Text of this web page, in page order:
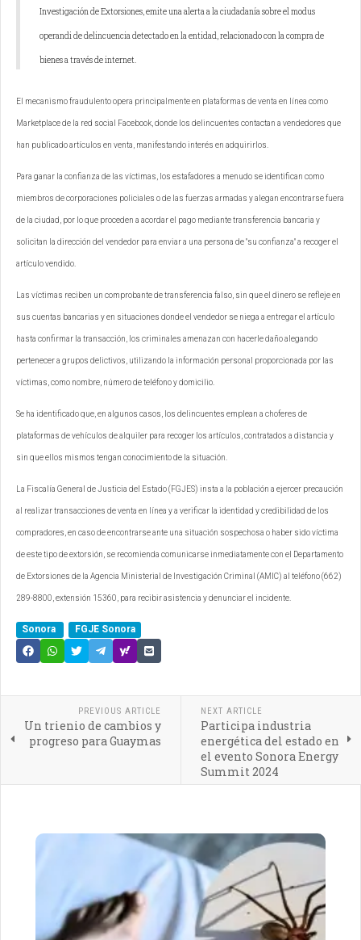
Investigación de Extorsiones, emite una alerta a la ciudadanía sobre el modus
operandi de delincuencia detectado en la entidad, relacionado con la compra de
bienes a través de internet.
El mecanismo fraudulento opera principalmente en plataformas de venta en línea como
Marketplace de la red social Facebook, donde los delincuentes contactan a vendedores que
han publicado artículos en venta, manifestando interés en adquirirlos.
Para ganar la confianza de las víctimas, los estafadores a menudo se identifican como
miembros de corporaciones policiales o de las fuerzas armadas y alegan encontrarse fuera
de la ciudad, por lo que proceden a acordar el pago mediante transferencia bancaria y
solicitan la dirección del vendedor para enviar a una persona de "su confianza" a recoger el
artículo vendido.
Las víctimas reciben un comprobante de transferencia falso, sin que el dinero se refleje en
sus cuentas bancarias y en situaciones donde el vendedor se niega a entregar el artículo
hasta confirmar la transacción, los criminales amenazan con hacerle daño alegando
pertenecer a grupos delictivos, utilizando la información personal proporcionada por las
víctimas, como nombre, número de teléfono y domicilio.
Se ha identificado que, en algunos casos, los delincuentes emplean a choferes de
plataformas de vehículos de alquiler para recoger los artículos, contratados a distancia y
sin que ellos mismos tengan conocimiento de la situación.
La Fiscalía General de Justicia del Estado (FGJES) insta a la población a ejercer precaución
al realizar transacciones de venta en línea y a verificar la identidad y credibilidad de los
compradores, en caso de encontrarse ante una situación sospechosa o haber sido víctima
de este tipo de extorsión, se recomienda comunicarse inmediatamente con el Departamento
de Extorsiones de la Agencia Ministerial de Investigación Criminal (AMIC) al teléfono (662)
289-8800, extensión 15360, para recibir asistencia y denunciar el incidente.
Sonora FGJE Sonora
PREVIOUS ARTICLE
Un trienio de cambios y
progreso para Guaymas
NEXT ARTICLE
Participa industria
energética del estado en
el evento Sonora Energy
Summit 2024